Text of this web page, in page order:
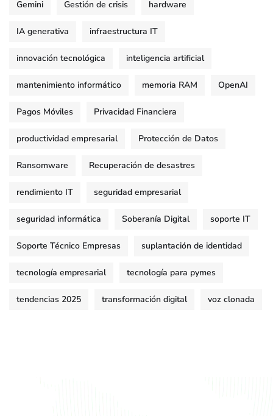
Gemini Gestión de crisis hardware
IA generativa infraestructura IT
innovación tecnológica inteligencia artificial
mantenimiento informático memoria RAM OpenAI
Pagos Móviles Privacidad Financiera
productividad empresarial Protección de Datos
Ransomware Recuperación de desastres
rendimiento IT seguridad empresarial
seguridad informática Soberanía Digital soporte IT
Soporte Técnico Empresas suplantación de identidad
tecnología empresarial tecnología para pymes
tendencias 2025 transformación digital voz clonada